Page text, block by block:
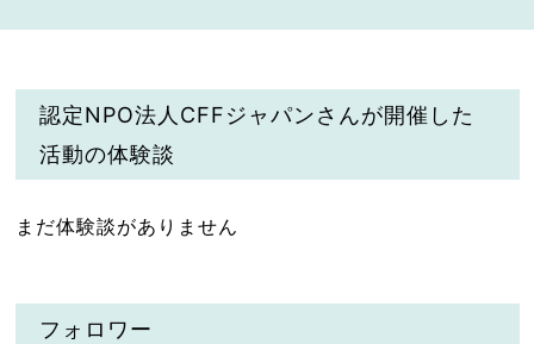
認定NPO法人CFFジャパンさんが開催した
活動の体験談
まだ体験談がありません
フォロワー